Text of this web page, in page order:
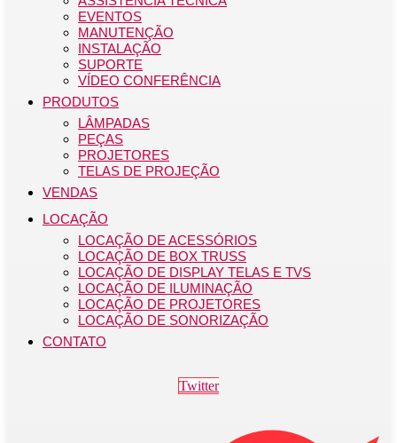
EVENTOS
MANUTENÇÃO
INSTALAÇÃO
SUPORTE
VÍDEO CONFERÊNCIA
PRODUTOS
LÂMPADAS
PEÇAS
PROJETORES
TELAS DE PROJEÇÃO
VENDAS
LOCAÇÃO
LOCAÇÃO DE ACESSÓRIOS
LOCAÇÃO DE BOX TRUSS
LOCAÇÃO DE DISPLAY TELAS E TVS
LOCAÇÃO DE ILUMINAÇÃO
LOCAÇÃO DE PROJETORES
LOCAÇÃO DE SONORIZAÇÃO
CONTATO
Twitter